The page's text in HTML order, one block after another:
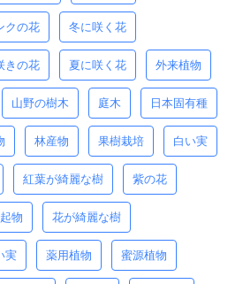
クの花 冬に咲く花
きの花 夏に咲く花 外来植物
山野の樹木 庭木 日本固有種
林産物 果樹栽培 白い実
紅葉が綺麗な樹 紫の花
物 花が綺麗な樹
実 薬用植物 蜜源植物